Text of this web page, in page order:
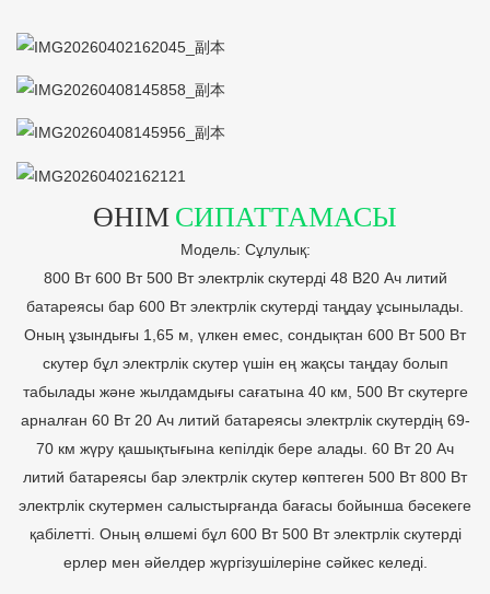
ӨНІМСИПАТТАМАСЫ
Модель: Сұлулық:
800 Вт 600 Вт 500 Вт электрлік скутерді 48 В20 Ач литий
батареясы бар 600 Вт электрлік скутерді таңдау ұсынылады.
Оның ұзындығы 1,65 м, үлкен емес, сондықтан 600 Вт 500 Вт
скутер бұл электрлік скутер үшін ең жақсы таңдау болып
табылады және жылдамдығы сағатына 40 км, 500 Вт скутерге
арналған 60 Вт 20 Ач литий батареясы электрлік скутердің 69-
70 км жүру қашықтығына кепілдік бере алады. 60 Вт 20 Ач
литий батареясы бар электрлік скутер көптеген 500 Вт 800 Вт
электрлік скутермен салыстырғанда бағасы бойынша бәсекеге
қабілетті. Оның өлшемі бұл 600 Вт 500 Вт электрлік скутерді
ерлер мен әйелдер жүргізушілеріне сәйкес келеді.